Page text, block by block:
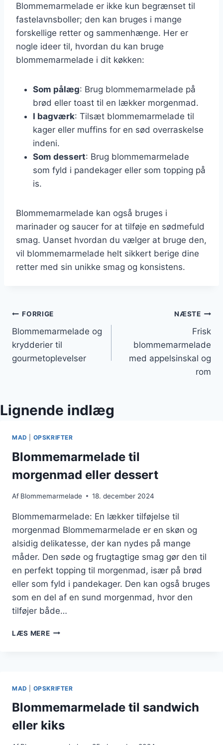
Blommemarmelade er ikke kun begrænset til
fastelavnsboller; den kan bruges i mange
forskellige retter og sammenhænge. Her er
nogle ideer til, hvordan du kan bruge
blommemarmelade i dit køkken:
Som pålæg: Brug blommemarmelade på
brød eller toast til en lækker morgenmad.
I bagværk: Tilsæt blommemarmelade til
kager eller muffins for en sød overraskelse
indeni.
Som dessert: Brug blommemarmelade
som fyld i pandekager eller som topping på
is.
Blommemarmelade kan også bruges i
marinader og saucer for at tilføje en sødmefuld
smag. Uanset hvordan du vælger at bruge den,
vil blommemarmelade helt sikkert berige dine
retter med sin unikke smag og konsistens.
Indlægsnavigation
FORRIGE
Blommemarmelade og
krydderier til
gourmetoplevelser
NÆSTE
Frisk
blommemarmelade
med appelsinskal og
rom
Lignende indlæg
MAD OPSKRIFTER
Blommemarmelade til
morgenmad eller dessert
Af Blommemarmelade 18. december 2024
Blommemarmelade: En lækker tilføjelse til
morgenmad Blommemarmelade er en skøn og
alsidig delikatesse, der kan nydes på mange
måder. Den søde og frugtagtige smag gør den til
en perfekt topping til morgenmad, især på brød
eller som fyld i pandekager. Den kan også bruges
som en del af en sund morgenmad, hvor den
tilføjer både…
LÆS MEREBLOMMEMARMELADE
MAD OPSKRIFTER
Blommemarmelade til sandwich
eller kiks